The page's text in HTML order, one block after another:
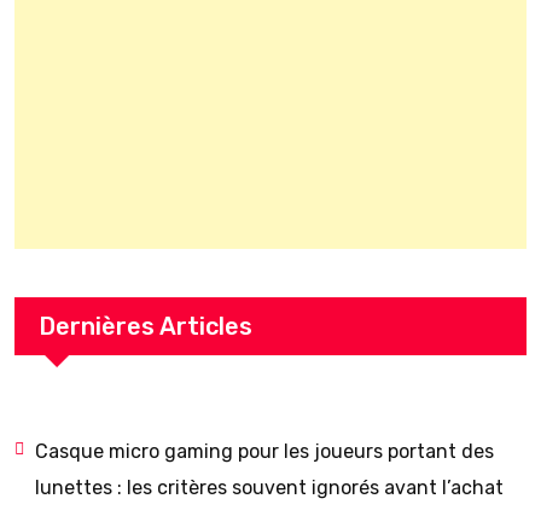
Dernières Articles
Casque micro gaming pour les joueurs portant des
lunettes : les critères souvent ignorés avant l’achat